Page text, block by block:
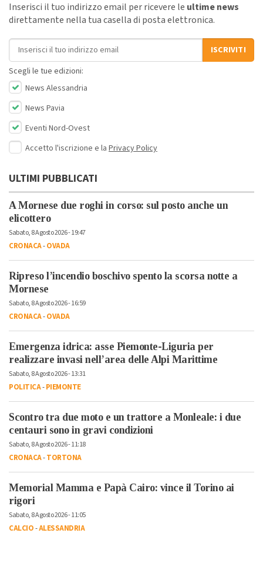
Inserisci il tuo indirizzo email per ricevere le ultime news
direttamente nella tua casella di posta elettronica.
Indirizzo email
ISCRIVITI
Scegli le tue edizioni:
News Alessandria
News Pavia
Eventi Nord-Ovest
Accetto l'iscrizione e la Privacy Policy
ULTIMI PUBBLICATI
A Mornese due roghi in corso: sul posto anche un
elicottero
Sabato, 8 Agosto 2026 - 19:47
CRONACA-OVADA
Ripreso l’incendio boschivo spento la scorsa notte a
Mornese
Sabato, 8 Agosto 2026 - 16:59
CRONACA-OVADA
Emergenza idrica: asse Piemonte-Liguria per
realizzare invasi nell’area delle Alpi Marittime
Sabato, 8 Agosto 2026 - 13:31
POLITICA-PIEMONTE
Scontro tra due moto e un trattore a Monleale: i due
centauri sono in gravi condizioni
Sabato, 8 Agosto 2026 - 11:18
CRONACA-TORTONA
Memorial Mamma e Papà Cairo: vince il Torino ai
rigori
Sabato, 8 Agosto 2026 - 11:05
CALCIO-ALESSANDRIA